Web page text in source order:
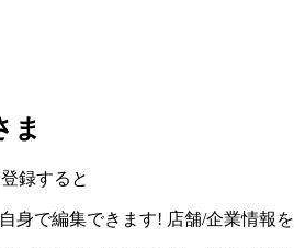
ま
録すると
身で編集できます! 店舗/企業情報を